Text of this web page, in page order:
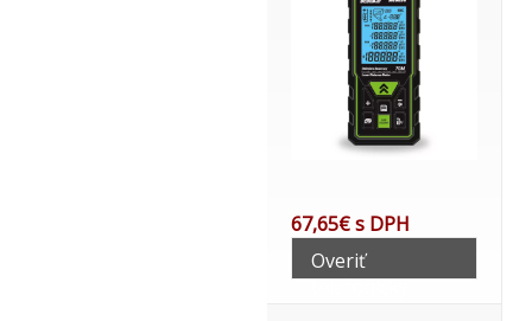
67,65€ s DPH
Overiť
telefonicky